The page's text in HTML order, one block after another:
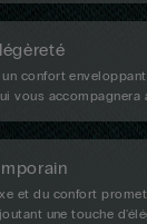
confort
vous accompagnera
et du confort
une touche